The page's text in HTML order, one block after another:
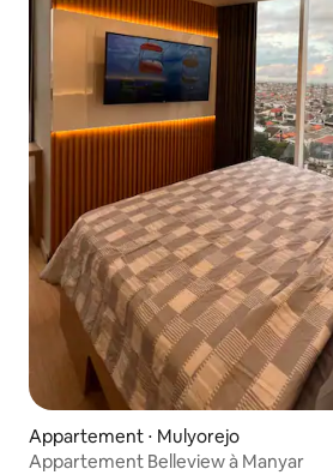
Appartement ⋅ Mulyorejo
Appartement Belleview à Manyar